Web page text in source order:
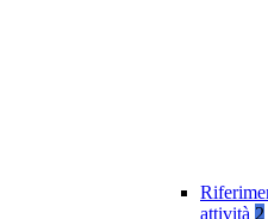
attività 2